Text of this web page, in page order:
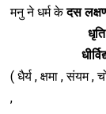
मनु ने धर्म केदस
( धैर्य , क्षमा , संयम ,
,